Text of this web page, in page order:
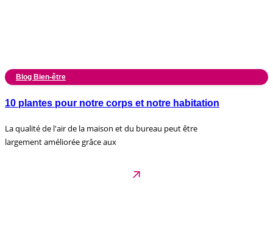
Blog Bien-être
10 plantes pour notre corps et notre habitation
La qualité de l'air de la maison et du bureau peut être
largement améliorée grâce aux